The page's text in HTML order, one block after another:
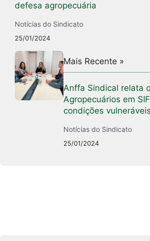
defesa agropecuária
Notícias do Sindicato
25/01/2024
Mais Recente »
Anffa Sindical relata
Agropecuários em
condições vulneráveis
Notícias do Sindicato
25/01/2024